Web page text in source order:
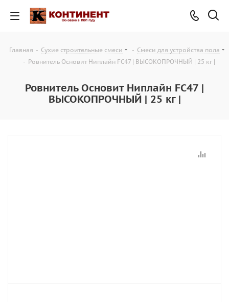
Главная - Сухие строительные смеси - Смеси для устройства пола
- Ровнитель Основит Ниплайн FC47 | ВЫСОКОПРОЧНЫЙ | 25 кг |
Ровнитель Основит Ниплайн FC47 |
ВЫСОКОПРОЧНЫЙ | 25 кг |